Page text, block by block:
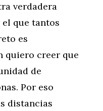
verdadera
que tantos
es
quiero creer que
de
Por eso
distancias